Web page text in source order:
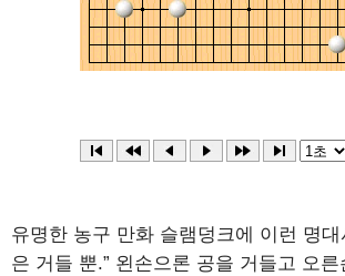
유명한 농구 만화 슬램덩크에 이런 명대
은 거들 뿐.” 왼손으론 공을 거들고 오